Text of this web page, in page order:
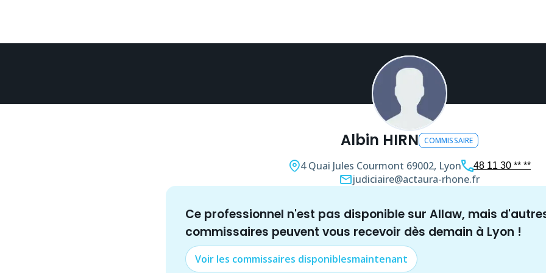
Albin HIRN COMMISSAIRE
4 Quai Jules Courmont 69002, Lyon 48 11 30 ** **
judiciaire@actaura-rhone.fr
Ce professionnel n'est pas disponible sur Allaw, mais
commissaires peuvent vous recevoir dès demain à Lyon !
Voir les commissaires disponiblesmaintenant